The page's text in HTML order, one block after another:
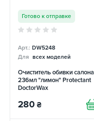
Готово к отправке
Арт.: DW5248
Для всех моделей
Очиститель обивки салона
236мл "лимон" Protectant
DoctorWax
280 ₴